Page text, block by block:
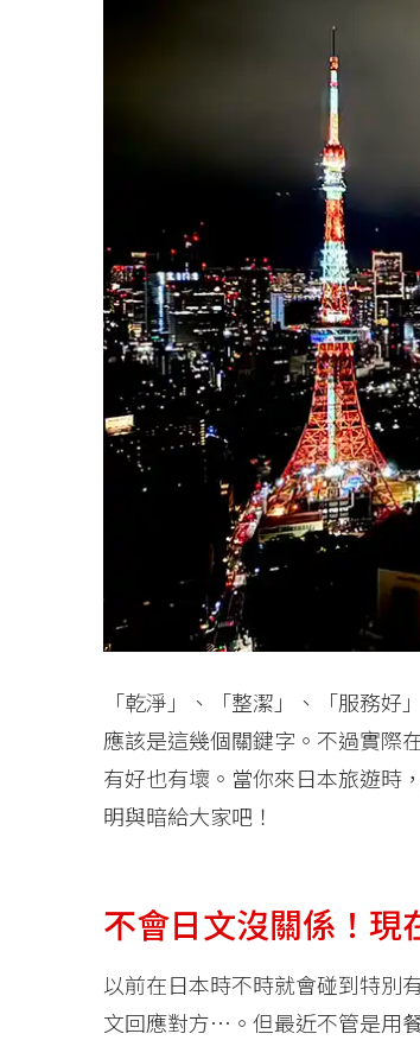
「乾淨」、「整潔」、「服務
應該是這幾個關鍵字。不過實際
有好也有壞。當你來日本旅遊時
明與暗給大家吧！
不會日文沒關係！現
以前在日本時不時就會碰到特別
文回應對方…。但最近不管是用